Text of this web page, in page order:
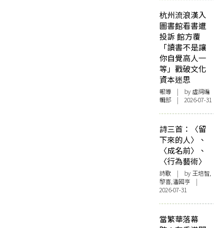
杭州流浪漢入
圖書館看書遭
投訴 館方覆
「讀書不是讓
你自覺高人一
等」戳破文化
資本迷思
報導 | by 虛詞編
輯部 | 2026-07-31
詩三首：〈留
下來的人〉、
〈成名前〉、
〈行為藝術〉
詩歌 | by 王培智,
黎喜,潘國亨 |
2026-07-31
當繁華落幕